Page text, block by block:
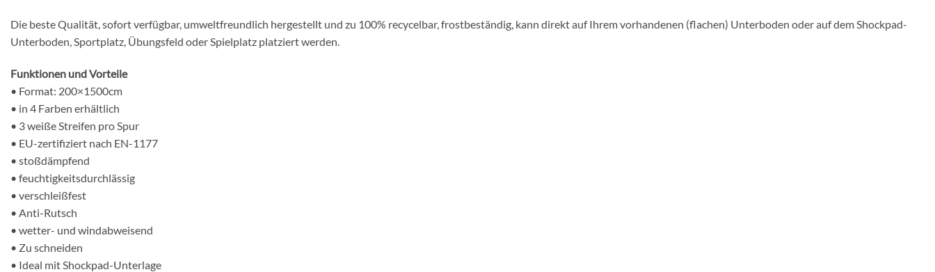
Die beste Qualität, sofort verfügbar, umweltfreundlich hergestellt und zu 100% recycelbar, frostbeständig, kann direkt auf Ihrem vorhandenen (flachen) Unterboden oder auf dem Shockpad-
Unterboden, Sportplatz, Übungsfeld oder Spielplatz platziert werden.
Funktionen und Vorteile
• Format: 200×1500cm
• in 4 Farben erhältlich
• 3 weiße Streifen pro Spur
• EU-zertifiziert nach EN-1177
• stoßdämpfend
• feuchtigkeitsdurchlässig
• verschleißfest
• Anti-Rutsch
• wetter- und windabweisend
• Zu schneiden
• Ideal mit Shockpad-Unterlage